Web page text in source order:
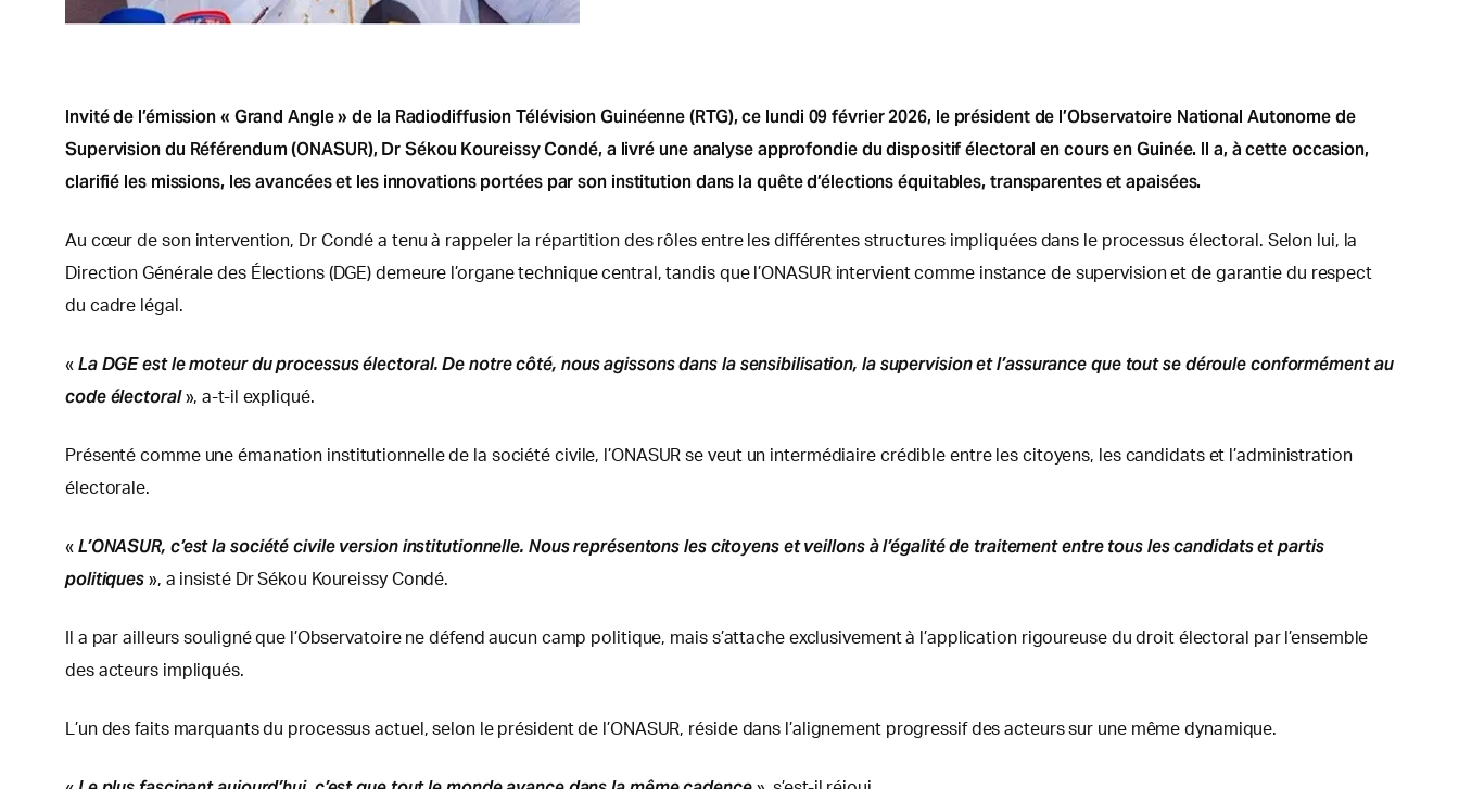
Invité de l’émission « Grand Angle » de la Radiodiffusion Télévision Guinéenne (RTG), ce lundi 09 février 2026, le président de l’Observatoire National Autonome de
Supervision du Référendum (ONASUR), Dr Sékou Koureissy Condé, a livré une analyse approfondie du dispositif électoral en cours en Guinée. Il a, à cette occasion,
clarifié les missions, les avancées et les innovations portées par son institution dans la quête d’élections équitables, transparentes et apaisées.
Au cœur de son intervention, Dr Condé a tenu à rappeler la répartition des rôles entre les différentes structures impliquées dans le processus électoral. Selon lui, la
Direction Générale des Élections (DGE) demeure l’organe technique central, tandis que l’ONASUR intervient comme instance de supervision et de garantie du respect
du cadre légal.
« La DGE est le moteur du processus électoral. De notre côté, nous agissons dans la sensibilisation, la supervision et l’assurance que tout se déroule conformément au
code électoral», a-t-il expliqué.
Présenté comme une émanation institutionnelle de la société civile, l’ONASUR se veut un intermédiaire crédible entre les citoyens, les candidats et l’administration
électorale.
« L’ONASUR, c’est la société civile version institutionnelle. Nous représentons les citoyens et veillons à l’égalité de traitement entre tous les candidats et partis
politiques », a insisté Dr Sékou Koureissy Condé.
Il a par ailleurs souligné que l’Observatoire ne défend aucun camp politique, mais s’attache exclusivement à l’application rigoureuse du droit électoral par l’ensemble
des acteurs impliqués.
L’un des faits marquants du processus actuel, selon le président de l’ONASUR, réside dans l’alignement progressif des acteurs sur une même dynamique.